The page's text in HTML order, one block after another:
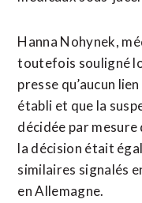
Hanna Nohynek,
toutefois souligné
presse qu’aucun
établi et que la
décidée par
la décision était
similaires signalés
en Allemagne.